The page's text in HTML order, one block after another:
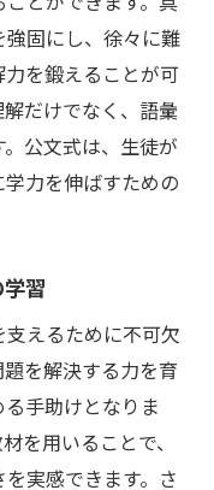
固にし、徐々に難
を鍛えることが可
だけでなく、語彙
公文式は、生徒が
力を伸ばすための
習
えるために不可欠
を解決する力を育
手助けとなりま
を用いることで、
実感できます。さ